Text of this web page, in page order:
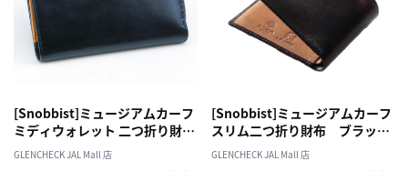
[Snobbist]ミュージアムカーフ
ミディウォレット 二つ折り財
布 ネイビー [名入れ無料][オス
GLENCHECK JAL Mall 店
[Snobbist]ミュージアムカーフ
スリム二つ折り財布 ブラック
[名入れ無料]
GLENCHECK JAL Mall 店